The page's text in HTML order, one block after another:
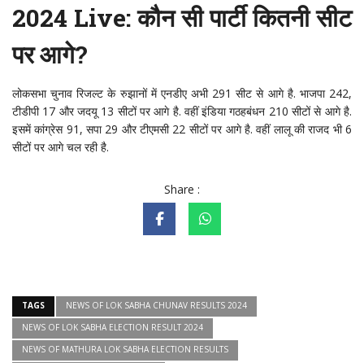
2024 Live: कौन सी पार्टी कितनी सीट
पर आगे?
लोकसभा चुनाव रिजल्ट के रुझानों में एनडीए अभी 291 सीट से आगे है. भाजपा 242,
टीडीपी 17 और जदयू 13 सीटों पर आगे है. वहीं इंडिया गठहबंधन 210 सीटों से आगे है.
इसमें कांग्रेस 91, सपा 29 और टीएमसी 22 सीटों पर आगे है. वहीं लालू की राजद भी 6
सीटों पर आगे चल रही है.
Share :
TAGS
NEWS OF LOK SABHA CHUNAV RESULTS 2024
NEWS OF LOK SABHA ELECTION RESULT 2024
NEWS OF MATHURA LOK SABHA ELECTION RESULTS